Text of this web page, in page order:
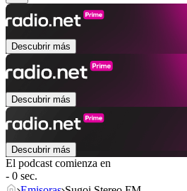
Descubrir más
Descubrir más
Descubrir más
El podcast comienza en
- 0 sec.